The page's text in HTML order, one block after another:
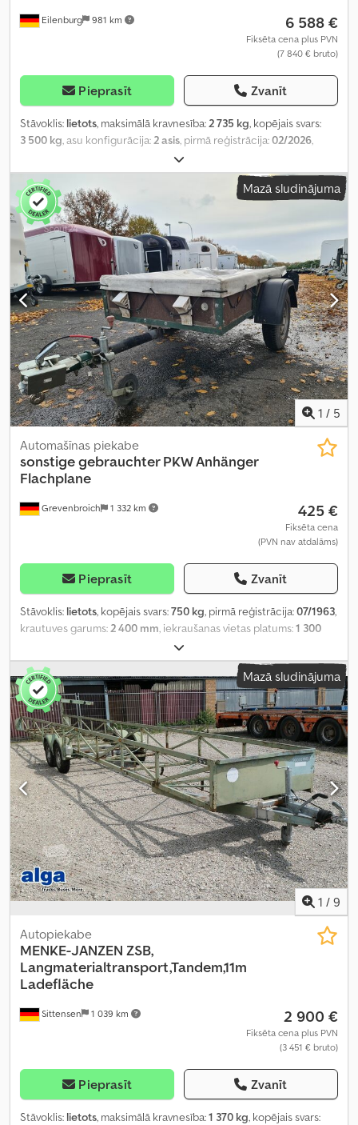
Eilenburg 981 km 6 588 €
Fiksēta cena plus PVN
(7 840 € bruto)
Pieprasīt Zvanīt
Stāvoklis: lietots, maksimālā kravnesība:2 735 kg, kopējais svars:
3 500 kg, asu konfigurācija:2 asis, pirmā reģistrācija:02/2026,
, iekraušanas vietas platums:
mm, kopējais platums:2 100 mm, kopējais augstums:990 mm,
Mazā sludinājuma
1 / 5
Grevenbroich 1 332 km
Automašīnas piekabe
sonstigegebrauchter PKW Anhänger
Flachplane
425 €
Fiksēta cena
(PVN nav atdalāms)
Pieprasīt Zvanīt
Stāvoklis: lietots, kopējais svars:750 kg, pirmā reģistrācija:07/1963,
krautuves garums:2 400 mm, iekraušanas vietas platums:1 300
, iekraušanas telpas augstums:
1963,
Mazā sludinājuma
1 / 9
Sittensen 1 039 km
Autopiekabe
MENKE-JANZEN ZSB,
Langmaterialtransport,Tandem,11m
Ladefläche
2 900 €
Fiksēta cena plus PVN
(3 451 € bruto)
Pieprasīt Zvanīt
Stāvoklis: lietots, maksimālā kravnesība:1 370 kg, kopējais svars: